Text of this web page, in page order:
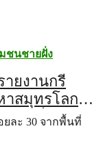
ชนชายฝั่ง
ายงานกรี
สมุทรโลก
ชนเป็นหลัก
ละ 30 จากพื้นที่